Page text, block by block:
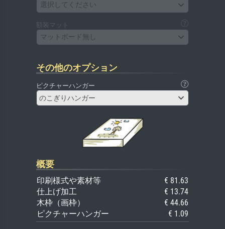
選択してください
額装マット
マットボード無し
その他のオプション
ピクチャーハンガー
のこぎりハンガー
概要
印刷様式や素材等
€ 81.63
仕上げ加工
€ 13.74
木枠（画枠）
€ 44.66
ピクチャーハンガー
€ 1.09